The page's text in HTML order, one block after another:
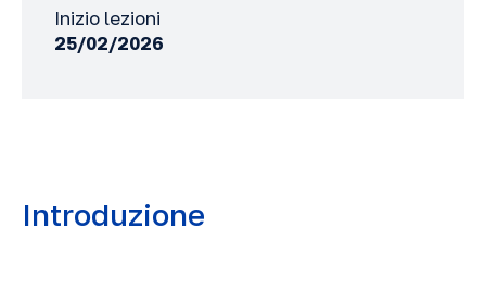
Inizio lezioni
25/02/2026
Introduzione